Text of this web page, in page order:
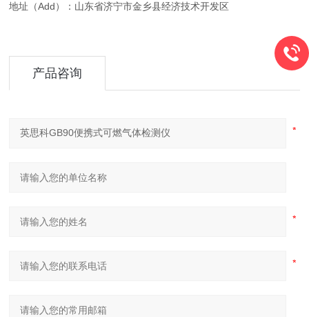
地址（Add）：山东省济宁市金乡县经济技术开发区
产品咨询